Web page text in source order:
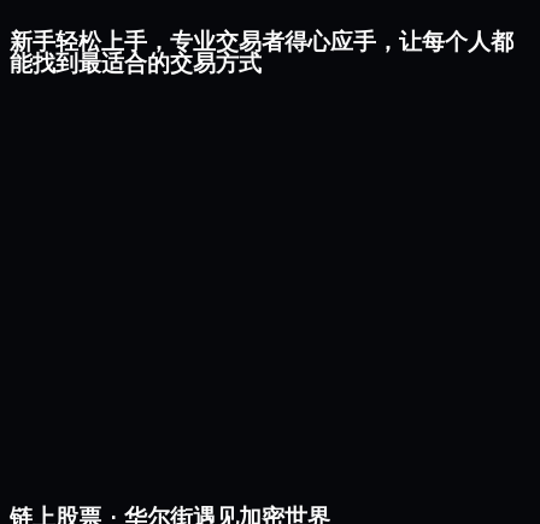
新手轻松上手，专业交易者得心应手，让每个人都
能找到最适合的交易方式
链上股票 · 华尔街遇见加密世界